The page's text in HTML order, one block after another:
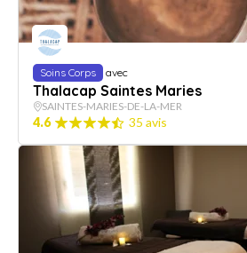
Soins Corps avec
Thalacap Saintes Maries
SAINTES-MARIES-DE-LA-MER
4.6 35 avis